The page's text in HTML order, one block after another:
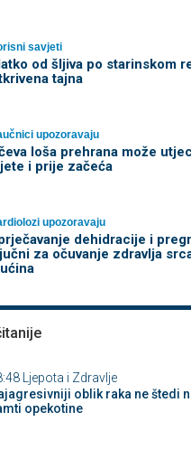
savjeti
od šljiva po starinskom
tajna
upozoravaju
loša prehrana može
i prije začeća
upozoravaju
dehidracije i
za očuvanje zdravlja
Ljepota i Zdravlje
oblik raka ne štedi
opekotine